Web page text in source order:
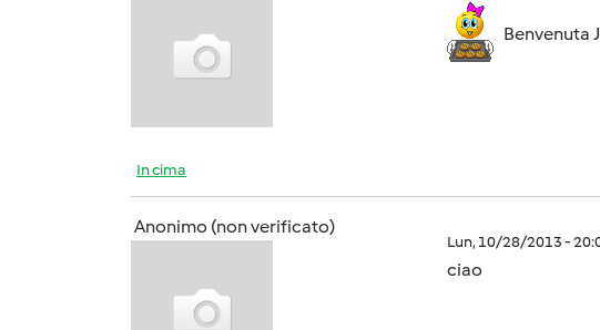
Benvenuta
In cima
Anonimo (non verificato)
Lun, 10/28/2013 -
ciao